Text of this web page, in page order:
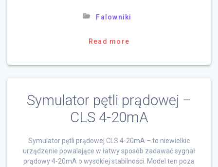
Falowniki
Read more
Symulator pętli prądowej –
CLS 4-20mA
Symulator pętli prądowej CLS 4-20mA – to niewielkie
urządzenie powalające w łatwy sposób zadawać sygnał
prądowy 4-20mA o wysokiej stabilności. Model ten poza